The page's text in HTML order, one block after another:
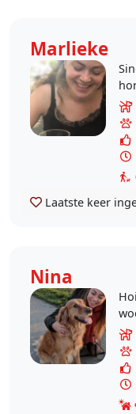
Marlieke
Laatste keer
Nina
Hoi, Mijn naam is